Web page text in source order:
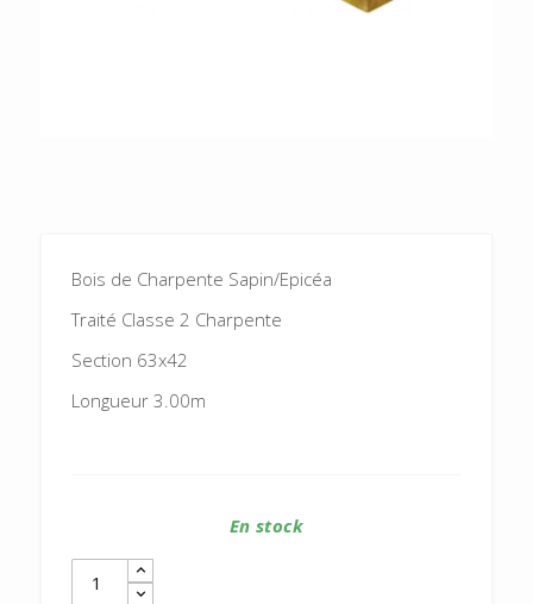
Bois de Charpente Sapin/Epicéa
Traité Classe 2 Charpente
Section 63x42
Longueur 3.00m
En stock